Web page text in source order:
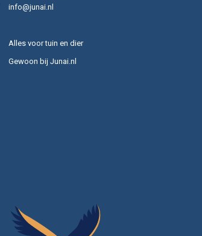
info@junai.nl
Alles voor tuin en dier
Gewoon bij Junai.nl